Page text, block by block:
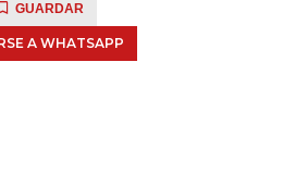
GUARDAR
A WHATSAPP